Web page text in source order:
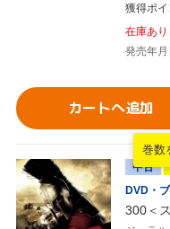
獲得ポ
在庫あり
発売年
カートへ追加
巻数
中古
DVD・
300＜